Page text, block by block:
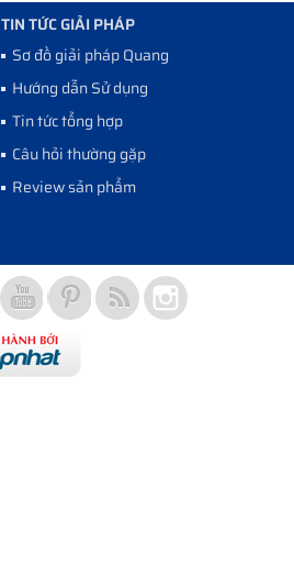
TIN TỨC GIẢI PHÁP
Sơ đồ giải pháp Quang
Hướng dẫn Sử dụng
Tin tức tổng hợp
Câu hỏi thường gặp
Review sản phẩm